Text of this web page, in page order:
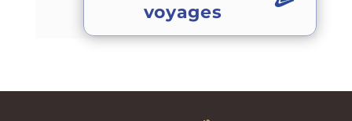
voyages